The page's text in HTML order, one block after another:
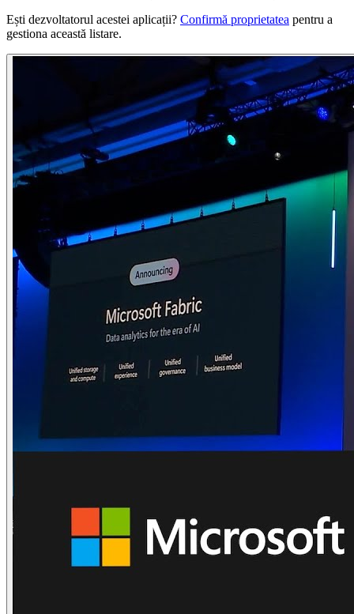
Ești dezvoltatorul acestei aplicații? Confirmă proprietatea pentru a
gestiona această listare.